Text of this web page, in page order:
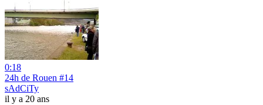
0:18
24h de Rouen #14
sAdCiTy
il y a 20 ans